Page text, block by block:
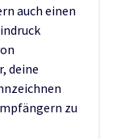
auch einen
deine
zu